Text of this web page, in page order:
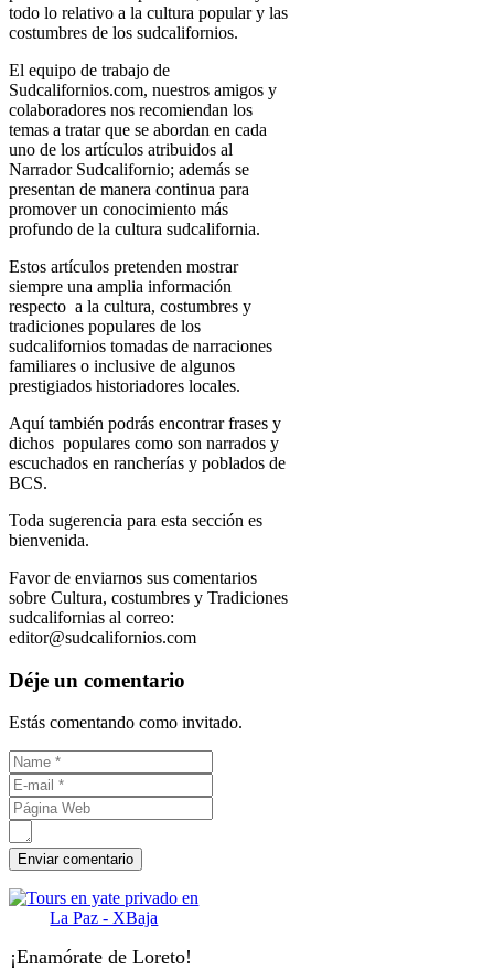
todo lo relativo a la cultura popular y las
costumbres de los sudcalifornios.
El equipo de trabajo de
Sudcalifornios.com, nuestros amigos y
colaboradores nos recomiendan los
temas a tratar que se abordan en cada
uno de los artículos atribuidos al
Narrador Sudcalifornio; además se
presentan de manera continua para
promover un conocimiento más
profundo de la cultura sudcalifornia.
Estos artículos pretenden mostrar
siempre una amplia información
respecto a la cultura, costumbres y
tradiciones populares de los
sudcalifornios tomadas de narraciones
familiares o inclusive de algunos
prestigiados historiadores locales.
Aquí también podrás encontrar frases y
dichos populares como son narrados y
escuchados en rancherías y poblados de
BCS.
Toda sugerencia para esta sección es
bienvenida.
Favor de enviarnos sus comentarios
sobre Cultura, costumbres y Tradiciones
sudcalifornias al correo:
editor@sudcalifornios.com
Déje un comentario
Estás comentando como invitado.
¡Enamórate de Loreto!